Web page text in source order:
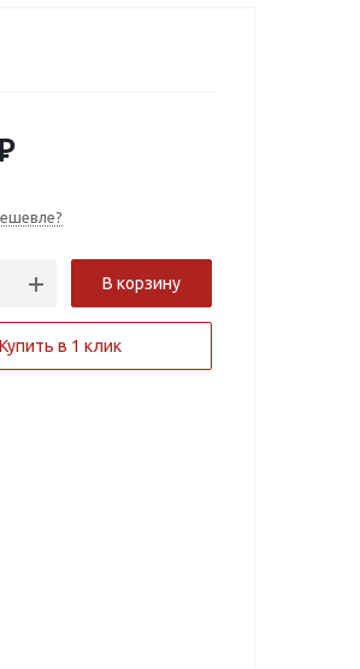
В корзину
Купить в 1 клик